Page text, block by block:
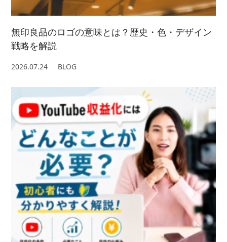
無印良品のロゴの意味とは？歴史・色・デザイン
戦略を解説
2026.07.24 BLOG